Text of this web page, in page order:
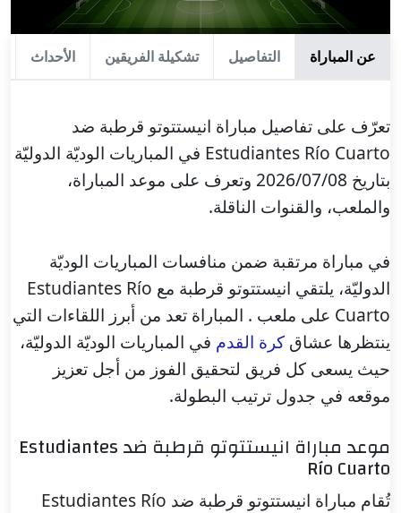
عن المباراة التفاصيل تشكيلة الفريقين الأحداث
تعرّف على تفاصيل مباراة انيستتوتو قرطبة ضد
Estudiantes Río Cuarto في المباريات الوديّة الدوليّة
بتاريخ 2026/07/08 وتعرف على موعد المباراة،
والملعب، والقنوات الناقلة.
في مباراة مرتقبة ضمن منافسات المباريات الوديّة
الدوليّة، يلتقي انيستتوتو قرطبة مع Estudiantes Río
Cuarto على ملعب . المباراة تعد من أبرز اللقاءات التي
ينتظرها عشاق كرة القدم في المباريات الوديّة الدوليّة،
حيث يسعى كل فريق لتحقيق الفوز من أجل تعزيز
موقعه في جدول ترتيب البطولة.
موعد مباراة انيستتوتو قرطبة ضد Estudiantes
Río Cuarto
تُقام مباراة انيستتوتو قرطبة ضد Estudiantes Río